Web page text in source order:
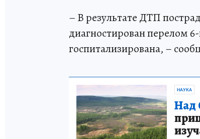
– В результате ДТП
диагностирован перелом
госпитализирована, –
НАУКА
Над